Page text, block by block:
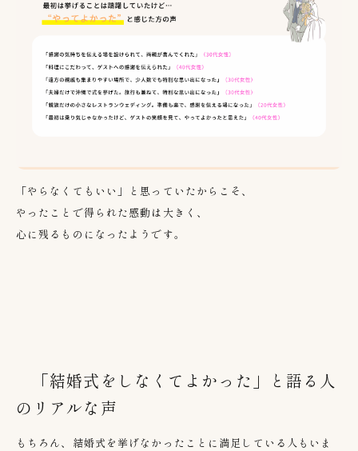
「やらなくてもいい」と思っていたからこそ、
やったことで得られた感動は大きく、
心に残るものになったようです。
「結婚式をしなくてよかった」と語る人
のリアルな声
もちろん、結婚式を挙げなかったことに満足している人もいま